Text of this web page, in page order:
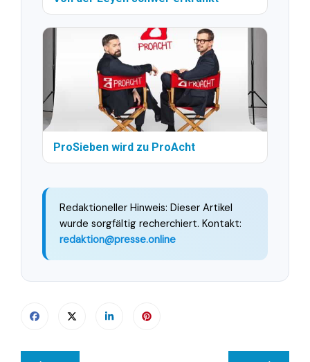
ProSieben wird zu ProAcht
Redaktioneller Hinweis: Dieser Artikel
wurde sorgfältig recherchiert. Kontakt:
redaktion@presse.online